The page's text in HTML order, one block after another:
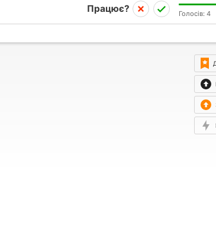
Працює? Голосів: 4